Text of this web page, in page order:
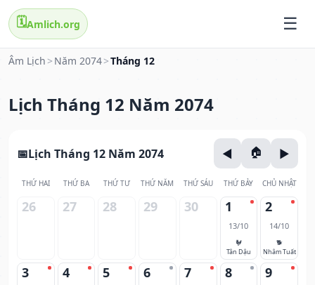
🗓️Amlich.org
Âm Lịch > Năm 2074>Tháng 12
Lịch Tháng 12 Năm 2074
Lịch Tháng 12 Năm 2074
THỨ HAI THỨ BA THỨ TƯ THỨ NĂM THỨ SÁU THỨ BẢY CHỦ NHẬT
26 27 28 29 30 1
13/10
🐓
Tân Dậu
2
14/10
🐕
Nhâm Tuất
3 4 5 6 7 8 9